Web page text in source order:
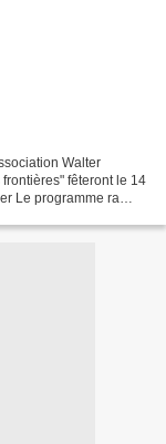
Walter
fêteront le 14
Le programme ra